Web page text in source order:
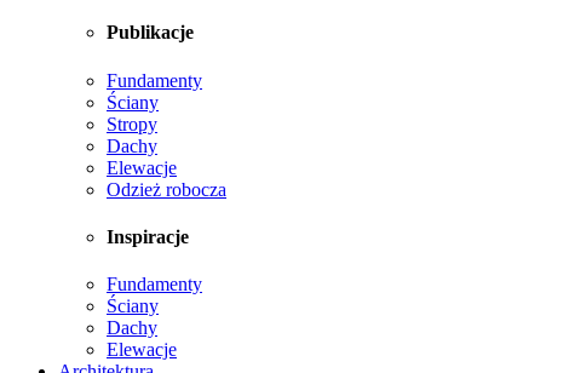
Publikacje
Fundamenty
Ściany
Stropy
Dachy
Elewacje
Odzież robocza
Inspiracje
Fundamenty
Ściany
Dachy
Elewacje